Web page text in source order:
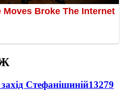
Стефанішиній13279